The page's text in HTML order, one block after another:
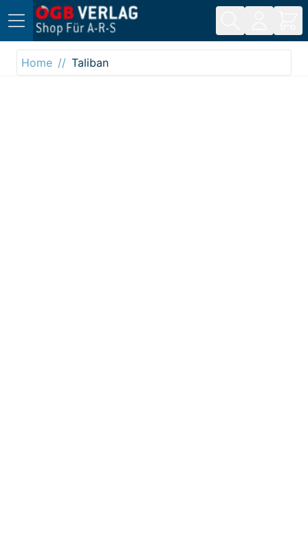
Direkt zum Inhalt
Home
Taliban